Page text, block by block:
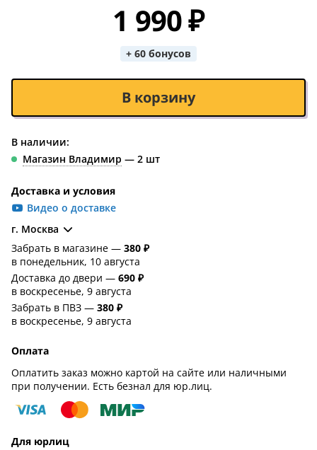
1 990 ₽
+ 60 бонусов
В корзину
В наличии:
Магазин Владимир — 2 шт
Доставка и условия
Видео о доставке
г. Москва
Забрать в магазине — 380 ₽
в понедельник, 10 августа
Доставка до двери — 690 ₽
в воскресенье, 9 августа
Забрать в ПВЗ — 380 ₽
в воскресенье, 9 августа
Оплата
Оплатить заказ можно картой на сайте или наличными
при получении. Есть безнал для юр.лиц.
Для юрлиц